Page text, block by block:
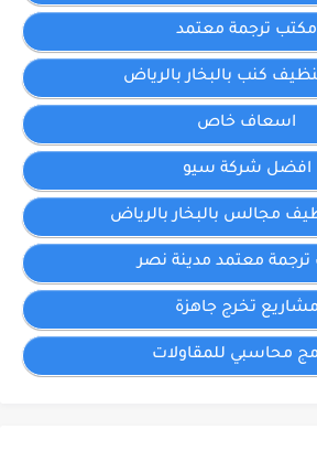
مكتب ترجمة معتمد
كنب بالبخار بالرياض
اسعاف خاص
افضل شركة سيو
مجالس بالبخار بالرياض
معتمد مدينة نصر
مشاريع تخرج جاهزة
محاسبي للمقاولات